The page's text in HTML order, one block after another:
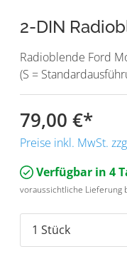
2-DIN
Radioblende Ford
(S =
79,00 €*
Preise inkl. MwSt.
Verfügbar in 4
voraussichtliche Lieferung